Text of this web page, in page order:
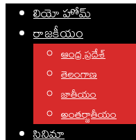
లియో హోమ్
రాజకీయం
ఆంధ్ర ప్రదేశ్
తెలంగాణ
జాతీయం
అంతర్జాతీయం
సినిమా